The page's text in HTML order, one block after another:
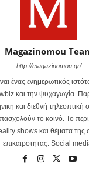
Magazinomou
http://magazinomou.gr/
ένας ενημερωτικός
και την ψυχαγωγία.
και διεθνή
το κοινό. Το
shows και θέματα της
επικαιρότητας. Social